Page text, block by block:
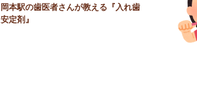
岡本駅の歯医者さんが教える『入れ歯
安定剤』